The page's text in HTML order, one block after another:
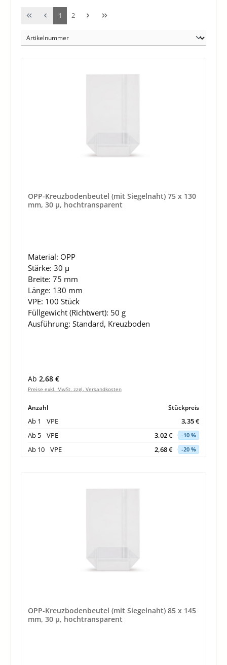
Seite
1 Seite
2
OPP-Kreuzbodenbeutel (mit Siegelnaht) 75 x 130
mm, 30 µ, hochtransparent
Material: OPP
Stärke: 30 µ
Breite: 75 mm
Länge: 130 mm
VPE: 100 Stück
Füllgewicht (Richtwert): 50 g
Ausführung: Standard, Kreuzboden
Regulärer Preis:
Ab 2,68 €
Preise exkl. MwSt. zzgl. Versandkosten
Anzahl Stückpreis
Ab 1 VPE
3,35 €
Ab 5 VPE 3,02 € -10 %
Ab 10 VPE 2,68 € -20 %
OPP-Kreuzbodenbeutel (mit Siegelnaht) 85 x 145
mm, 30 µ, hochtransparent